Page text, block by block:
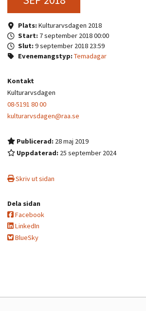
Plats:Kulturarvsdagen 2018
Start: 7 september 2018 00:00
Slut:9 september 2018 23:59
Evenemangstyp:Temadagar
Kontakt
Kulturarvsdagen
08-5191 80 00
kulturarvsdagen@raa.se
Publicerad: 28 maj 2019
Uppdaterad: 25 september 2024
Skriv ut sidan
Dela sidan
Facebook
LinkedIn
BlueSky